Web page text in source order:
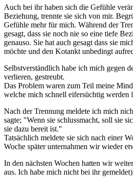
Auch bei ihr haben sich die Gefühle
Beziehung, trennte sie sich von mir.
Gefühle mehr für mich. Während der
gesagt, dass sie noch nie so eine tiefe
genauso. Sie hat auch gesagt dass sie
möchte und den Kotankt unbedingt
Selbstverständlich habe ich mich gegen
verlieren, gestreubt.
Das Problem waren zum Teil meine
welche mich schnell eifersüchtig werden
Nach der Trennung meldete ich mich
sagte; "Wenn sie schlussmacht, soll sie
sie dazu bereit ist."
Tatsächlich meldete sie sich nach einer
Woche später unternahmen wir wieder
In den nächsten Wochen hatten wir
aus. Ich habe mich nicht bei ihr